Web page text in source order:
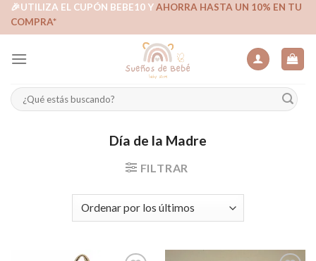
Skip🎉UTILIZA EL CUPÓN BEBE10 YAHORRA HASTA UN 10% EN TU
COMPRA*
Buscar
por:
Día de la Madre
FILTRAR